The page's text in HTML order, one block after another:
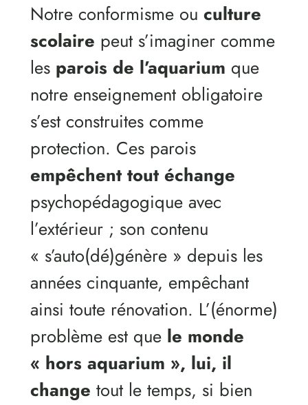
Notre conformisme ou culture
scolaire peut s’imaginer comme
les parois de l’aquarium que
notre enseignement obligatoire
s’est construites comme
protection. Ces parois
empêchent tout échange
psychopédagogique avec
l’extérieur ; son contenu
« s’auto(dé)génère » depuis les
années cinquante, empêchant
ainsi toute rénovation. L’(énorme)
problème est que le monde
« hors aquarium », lui, il
change tout le temps, si bien